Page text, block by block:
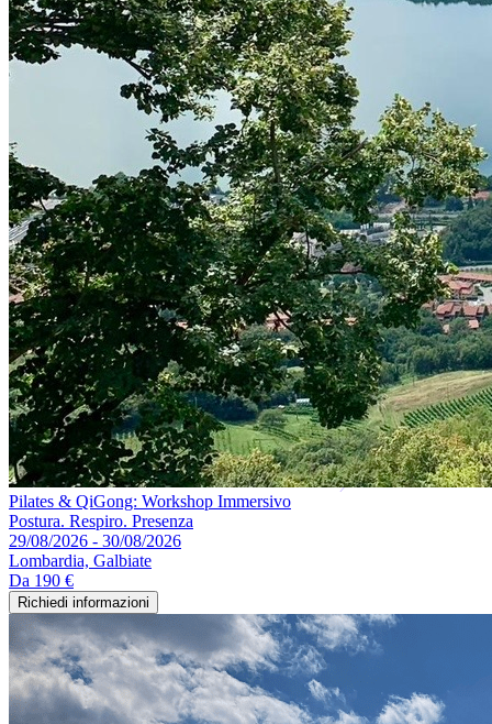
Pilates & QiGong: Workshop Immersivo
Postura. Respiro. Presenza
29/08/2026 - 30/08/2026
Lombardia, Galbiate
Da 190 €
Richiedi informazioni